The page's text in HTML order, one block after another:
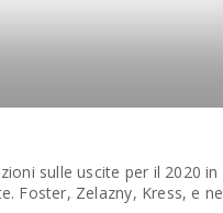
sulle uscite per il 2020 in
Foster, Zelazny, Kress, e